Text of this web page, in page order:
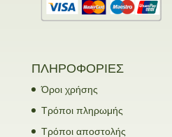
ΠΛΗΡΟΦΟΡΙΕΣ
Όροι χρήσης
Τρόποι πληρωμής
Τρόποι αποστολής